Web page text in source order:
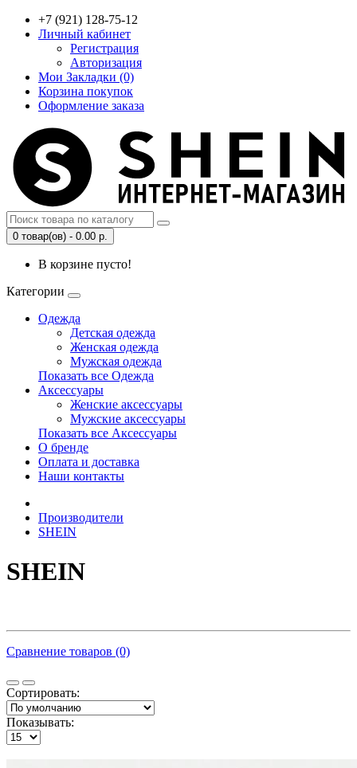
+7 (921) 128-75-12
Личный кабинет
Регистрация
Авторизация
Мои Закладки (0)
Корзина покупок
Оформление заказа
0 товар(ов) - 0.00 р.
В корзине пусто!
Категории
Одежда
Детская одежда
Женская одежда
Мужская одежда
Показать все Одежда
Аксессуары
Женские аксессуары
Мужские аксессуары
Показать все Аксессуары
О бренде
Оплата и доставка
Наши контакты
Производители
SHEIN
SHEIN
Сравнение товаров (0)
Сортировать:
Показывать: